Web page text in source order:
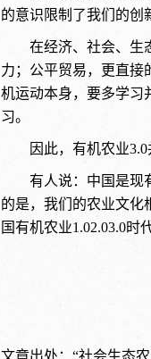
的意识限制了我们的创
在经济、社会、生
力；公平贸易，更直
机运动本身，要多学习
习。
因此，有机农业
有人说：中国是现
的是，我们的农业文化
国有机农业1.02.03.0时
文章出处：“社会生态